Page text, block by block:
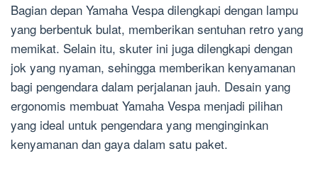
Bagian depan Yamaha Vespa dilengkapi dengan lampu
yang berbentuk bulat, memberikan sentuhan retro yang
memikat. Selain itu, skuter ini juga dilengkapi dengan
jok yang nyaman, sehingga memberikan kenyamanan
bagi pengendara dalam perjalanan jauh. Desain yang
ergonomis membuat Yamaha Vespa menjadi pilihan
yang ideal untuk pengendara yang menginginkan
kenyamanan dan gaya dalam satu paket.